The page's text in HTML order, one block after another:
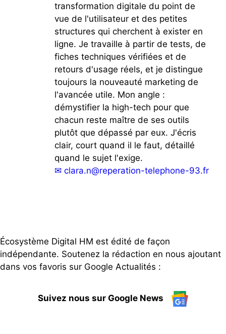
transformation digitale du point de
vue de l'utilisateur et des petites
structures qui cherchent à exister en
ligne. Je travaille à partir de tests, de
fiches techniques vérifiées et de
retours d'usage réels, et je distingue
toujours la nouveauté marketing de
l'avancée utile. Mon angle :
démystifier la high-tech pour que
chacun reste maître de ses outils
plutôt que dépassé par eux. J'écris
clair, court quand il le faut, détaillé
quand le sujet l'exige.
✉ clara.n@reperation-telephone-93.fr
Écosystème Digital HM est édité de façon
indépendante. Soutenez la rédaction en nous ajoutant
dans vos favoris sur Google Actualités :
Suivez nous sur Google News